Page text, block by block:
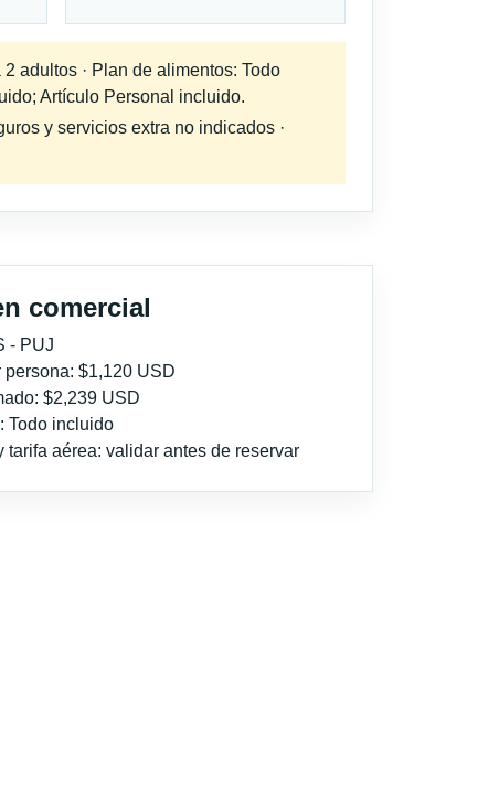
adultos · Plan de alimentos: Todo
Artículo Personal incluido.
y servicios extra no indicados ·
comercial
- PUJ
persona: $1,120 USD
$2,239 USD
Todo incluido
tarifa aérea: validar antes de reservar